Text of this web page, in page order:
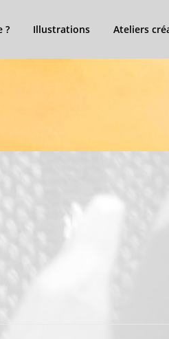
? Illustrations Ateliers